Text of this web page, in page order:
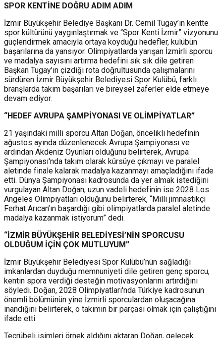
SPOR KENTİNE DOĞRU ADIM ADIM
İzmir Büyükşehir Belediye Başkanı Dr. Cemil Tugay’ın kentte
spor kültürünü yaygınlaştırmak ve “Spor Kenti İzmir” vizyonunu
güçlendirmek amacıyla ortaya koyduğu hedefler, kulübün
başarılarına da yansıyor. Olimpiyatlarda yarışan İzmirli sporcu
ve madalya sayısını artırma hedefini sık sık dile getiren
Başkan Tugay’ın çizdiği rota doğrultusunda çalışmalarını
sürdüren İzmir Büyükşehir Belediyesi Spor Kulübü, farklı
branşlarda takım başarıları ve bireysel zaferler elde etmeye
devam ediyor.
“HEDEF AVRUPA ŞAMPİYONASI VE OLİMPİYATLAR”
21 yaşındaki milli sporcu Altan Doğan, öncelikli hedefinin
ağustos ayında düzenlenecek Avrupa Şampiyonası ve
ardından Akdeniz Oyunları olduğunu belirterek, Avrupa
Şampiyonası'nda takım olarak kürsüye çıkmayı ve paralel
aletinde finale kalarak madalya kazanmayı amaçladığını ifade
etti. Dünya Şampiyonası kadrosunda da yer almak istediğini
vurgulayan Altan Doğan, uzun vadeli hedefinin ise 2028 Los
Angeles Olimpiyatları olduğunu belirterek, “Milli jimnastikçi
Ferhat Arıcan’ın başardığı gibi olimpiyatlarda paralel aletinde
madalya kazanmak istiyorum” dedi.
“İZMİR BÜYÜKŞEHİR BELEDİYESİ’NİN SPORCUSU
OLDUĞUM İÇİN ÇOK MUTLUYUM”
İzmir Büyükşehir Belediyesi Spor Kulübü’nün sağladığı
imkanlardan duyduğu memnuniyeti dile getiren genç sporcu,
kentin spora verdiği desteğin motivasyonlarını artırdığını
söyledi. Doğan, 2028 Olimpiyatları'nda Türkiye kadrosunun
önemli bölümünün yine İzmirli sporculardan oluşacağına
inandığını belirterek, o takımın bir parçası olmak için çalıştığını
ifade etti.
Tecrübeli isimleri örnek aldığını aktaran Doğan, gelecek